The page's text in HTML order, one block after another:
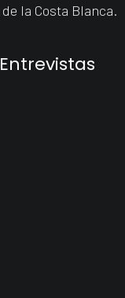
la Costa Blanca.
Entrevistas